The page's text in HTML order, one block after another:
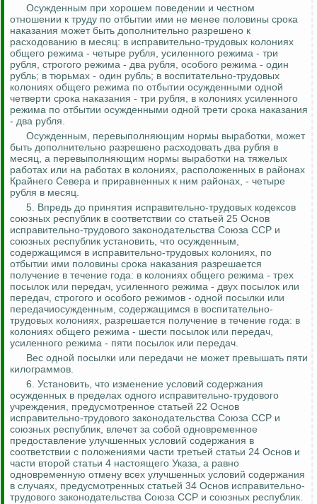
Осужденным при хорошем поведении и честном
отношении к труду по отбытии ими не менее половины срока
наказания может быть дополнительно разрешено к
расходованию в месяц: в исправительно-трудовых колониях
общего режима - четыре рубля, усиленного режима - три
рубля, строгого режима - два рубля, особого режима - один
рубль; в тюрьмах - один рубль; в воспитательно-трудовых
колониях общего режима по отбытии осужденными одной
четверти срока наказания - три рубля, в колониях усиленного
режима по отбытии осужденными одной трети срока наказания
- два рубля.
Осужденным, перевыполняющим нормы выработки, может
быть дополнительно разрешено расходовать два рубля в
месяц, а перевыполняющим нормы выработки на тяжелых
работах или на работах в колониях, расположенных в районах
Крайнего Севера и приравненных к ним районах, - четыре
рубля в месяц.
5. Впредь до принятия исправительно-трудовых кодексов
союзных республик в соответствии со статьей 25 Основ
исправительно-трудового законодательства Союза ССР и
союзных республик установить, что осужденным,
содержащимся в исправительно-трудовых колониях, по
отбытии ими половины срока наказания разрешается
получение в течение года: в колониях общего режима - трех
посылок или передач, усиленного режима - двух посылок или
передач, строгого и особого режимов - одной посылки или
передачиосужденным, содержащимся в воспитательно-
трудовых колониях, разрешается получение в течение года: в
колониях общего режима - шести посылок или передач,
усиленного режима - пяти посылок или передач.
Вес одной посылки или передачи не может превышать пяти
килограммов.
6. Установить, что изменение условий содержания
осужденных в пределах одного исправительно-трудового
учреждения, предусмотренное статьей 22 Основ
исправительно-трудового законодательства Союза ССР и
союзных республик, влечет за собой одновременное
предоставление улучшенных условий содержания в
соответствии с положениями части третьей статьи 24 Основ и
части второй статьи 4 настоящего Указа, а равно
одновременную отмену всех улучшенных условий содержания
в случаях, предусмотренных статьей 34 Основ исправительно-
трудового законодательства Союза ССР и союзных республик.